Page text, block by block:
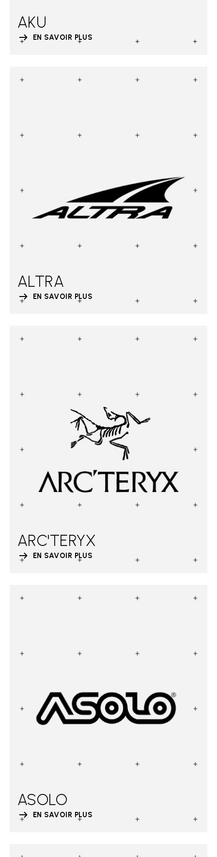
AKU
EN SAVOIR PLUS
ALTRA
EN SAVOIR PLUS
ARC'TERYX
EN SAVOIR PLUS
ASOLO
EN SAVOIR PLUS